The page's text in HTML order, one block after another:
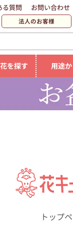
る質問 お問い合わせ
法人のお客様
を探す 用途
トップ